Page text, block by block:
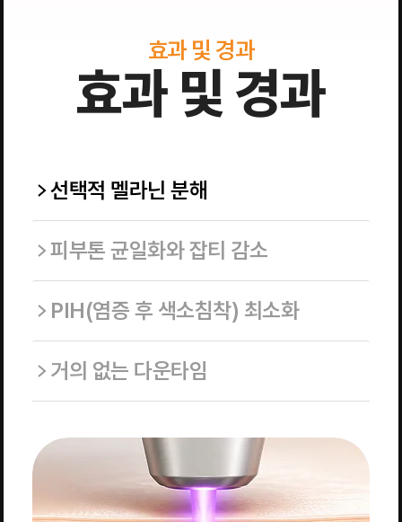
효과 및 경과
효과 및 경과
선택적 멜라닌 분해
피부톤 균일화와 잡티 감소
PIH(염증 후 색소침착) 최소화
거의 없는 다운타임